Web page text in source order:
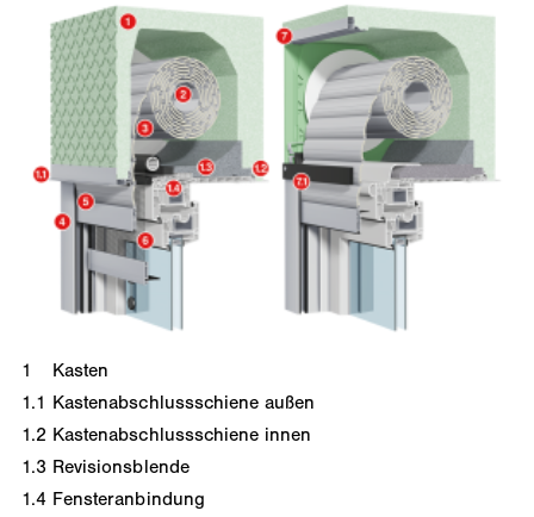
1
Kasten
1.1 Kastenabschlussschiene außen
1.2 Kastenabschlussschiene innen
1.3 Revisionsblende
1.4 Fensteranbindung